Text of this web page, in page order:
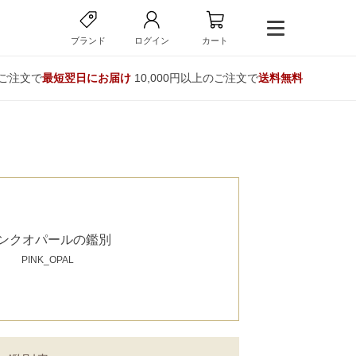
ブランド ログイン カート
注文で最短翌日にお届け10,000円以上のご注文で送料無料
クオパールの鑑別
PINK_OPAL